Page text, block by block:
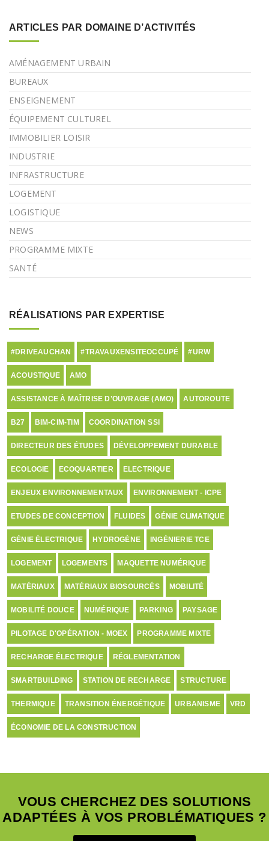
ARTICLES PAR DOMAINE D’ACTIVITÉS
AMÉNAGEMENT URBAIN
BUREAUX
ENSEIGNEMENT
ÉQUIPEMENT CULTUREL
IMMOBILIER LOISIR
INDUSTRIE
INFRASTRUCTURE
LOGEMENT
LOGISTIQUE
NEWS
PROGRAMME MIXTE
SANTÉ
RÉALISATIONS PAR EXPERTISE
#DRIVEAUCHAN #TRAVAUXENSITEOCCUPÉ #URW
ACOUSTIQUE AMO
ASSISTANCE À MAÎTRISE D’OUVRAGE (AMO) AUTOROUTE
B27 BIM-CIM-TIM COORDINATION SSI
DIRECTEUR DES ÉTUDES DÉVELOPPEMENT DURABLE
ECOLOGIE ECOQUARTIER ELECTRIQUE
ENJEUX ENVIRONNEMENTAUX ENVIRONNEMENT - ICPE
ETUDES DE CONCEPTION FLUIDES GÉNIE CLIMATIQUE
GÉNIE ÉLECTRIQUE HYDROGÈNE INGÉNIERIE TCE
LOGEMENT LOGEMENTS MAQUETTE NUMÉRIQUE
MATÉRIAUX MATÉRIAUX BIOSOURCÉS MOBILITÉ
MOBILITÉ DOUCE NUMÉRIQUE PARKING PAYSAGE
PILOTAGE D'OPÉRATION - MOEX PROGRAMME MIXTE
RECHARGE ÉLECTRIQUE RÉGLEMENTATION
SMARTBUILDING STATION DE RECHARGE STRUCTURE
THERMIQUE TRANSITION ÉNERGÉTIQUE URBANISME VRD
ÉCONOMIE DE LA CONSTRUCTION
VOUS CHERCHEZ DES SOLUTIONS
ADAPTÉES À VOS PROBLÉMATIQUES ?